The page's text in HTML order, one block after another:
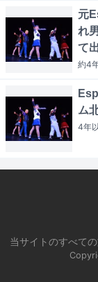
元
れ
て
約4
ム
4年
当サイトのすべて